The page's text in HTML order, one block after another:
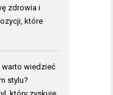
zdrowia i
które
wiedzieć
stylu?